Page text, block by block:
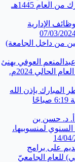
1445هـ
الإدارية
07/03/
من داخل الجامعة)
العوفي يهنئ
2024م.
المبارك بإذن الله
أ. د. حسن بن
لمنسوبيها،
14/
على برامج
للعام الجامعيّ